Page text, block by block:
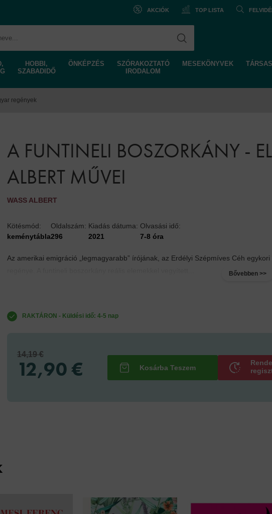
AKCIÓK TOP LISTA
HOBBI,
SZABADIDŐ
ÖNKÉPZÉS
SZÓRAKOZTATÓ
IRODALOM
MESEKÖNYVEK
regények
A FUNTINELI BOSZORKÁNY -
ALBERT MŰVEI
WASS ALBERT
Kötésmód:
keménytábla
Oldalszám:
296
Kiadás dátuma:
2021
Olvasási idő:
7-8 óra
Az amerikai emigráció „legmagyarabb” írójának, az Erdélyi Szépmíves Céh
Bővebben >>
RAKTÁRON - Küldési idő: 4-5 nap
14,19 €
12,90 €